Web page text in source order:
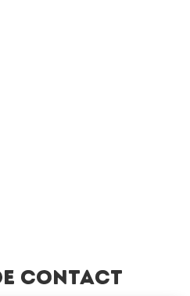
contact